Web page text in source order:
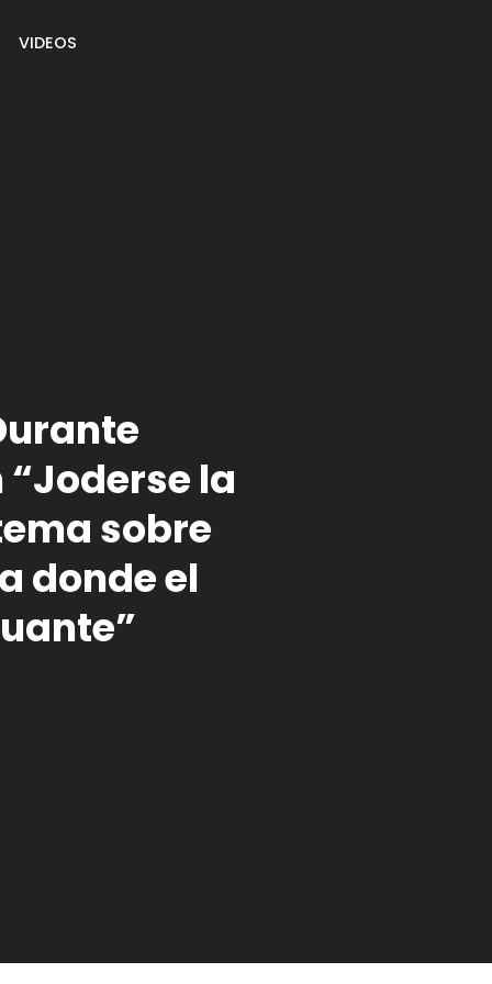
VIDEOS
la
sobre
donde el